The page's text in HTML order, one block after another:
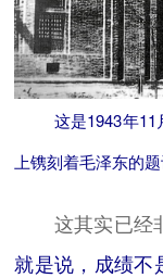
这是1943年
上镌刻着毛泽东的
这其实已经非
就是说，成绩不